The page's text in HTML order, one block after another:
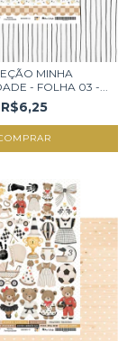
MINHA
- FOLHA 03 -...
R$6,25